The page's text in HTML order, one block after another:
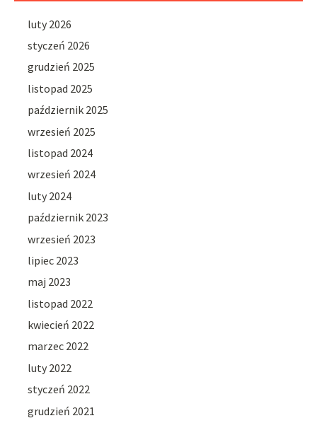
luty 2026
styczeń 2026
grudzień 2025
listopad 2025
październik 2025
wrzesień 2025
listopad 2024
wrzesień 2024
luty 2024
październik 2023
wrzesień 2023
lipiec 2023
maj 2023
listopad 2022
kwiecień 2022
marzec 2022
luty 2022
styczeń 2022
grudzień 2021